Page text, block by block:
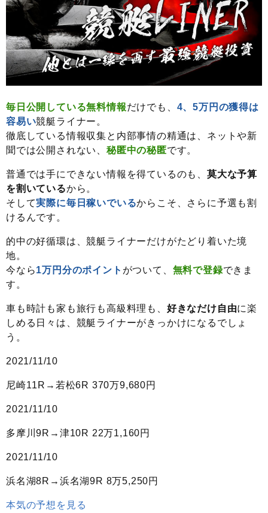
毎日公開している無料情報だけでも、 4、5万円の獲得は
容易い競艇ライナー。
徹底している情報収集と内部事情の精通は、ネットや新
聞では公開されない、 秘匿中の秘匿です。
普通では手にできない情報を得ているのも、 莫大な予算
を割いているから。
そして実際に毎日稼いでいるからこそ、さらに予選も割
けるんです。
的中の好循環は、競艇ライナーだけがたどり着いた境
地。
今なら1万円分のポイント がついて、 無料で登録できま
す。
車も時計も家も旅行も高級料理も、 好きなだけ自由に楽
しめる日々は、競艇ライナーがきっかけになるでしょ
う。
2021/11/10
尼崎11R→若松6R 370万9,680円
2021/11/10
多摩川9R→津10R 22万1,160円
2021/11/10
浜名湖8R→浜名湖9R 8万5,250円
本気の予想を見る